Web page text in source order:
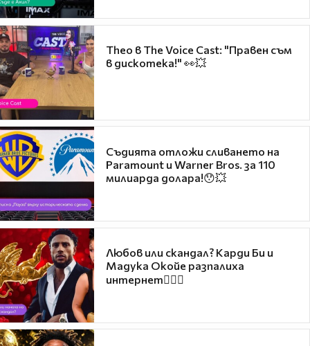
Theo в The Voice Cast: "Правен съм
в дискотека!" 👀💥
Съдията отложи сливането на
Paramount и Warner Bros. за 110
милиарда долара!😯💥
Любов или скандал? Карди Би и
Мадука Окойе разпалиха
интернет❤️‍🔥🔥